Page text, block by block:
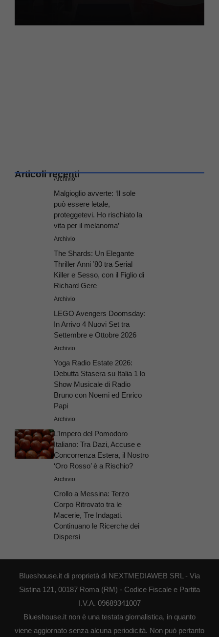
Articoli recenti
Archivio
Malgioglio avverte: ‘Il sole
può essere letale,
proteggetevi. Ho rischiato la
vita per il melanoma’
Archivio
The Shards: Un Elegante
Thriller Anni ’80 tra Serial
Killer e Sesso, con il Figlio di
Richard Gere
Archivio
LEGO Avengers Doomsday:
In Arrivo 4 Nuovi Set tra
Settembre e Ottobre 2026
Archivio
Yoga Radio Estate 2026:
Debutta Stasera su Italia 1 lo
Show Musicale di Radio
Bruno con Noemi ed Enrico
Papi
Archivio
L’Impero del Pomodoro
Italiano: Tra Dazi, Accuse e
Concorrenza Estera, il Nostro
‘Oro Rosso’ è a Rischio?
Archivio
Crollo a Messina: Terzo
Corpo Ritrovato tra le
Macerie, Tre Indagati.
Continuano le Ricerche dei
Dispersi
Blueshouse.it di proprietà di NEXTMEDIAWEB SRL - Via
Sistina 121, 00187 Roma (RM) - Codice Fiscale e Partita
I.V.A. 09689341007
Blueshouse.it non è una testata giornalistica, in quanto
viene aggiornato senza alcuna periodicità. Non può pertanto